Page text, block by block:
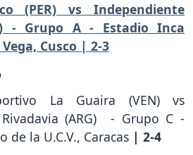
(PER) vs Independiente
- Grupo A - Estadio Inca
Cusco | 2-3
La Guaira (VEN) vs
(ARG) - Grupo C -
de la U.C.V., Caracas | 2-4